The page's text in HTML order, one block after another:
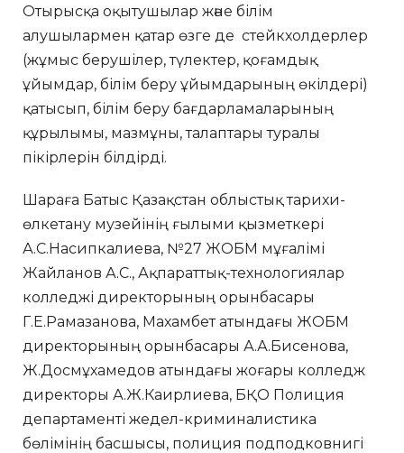
Отырысқа оқытушылар және білім
алушылармен қатар өзге де стейкхолдерлер
(жұмыс берушілер, түлектер, қоғамдық
ұйымдар, білім беру ұйымдарының өкілдері)
қатысып, білім беру бағдарламаларының
құрылымы, мазмұны, талаптары туралы
пікірлерін білдірді.
Шараға Батыс Қазақстан облыстық тарихи-
өлкетану музейінің ғылыми қызметкері
А.С.Насипкалиева, №27 ЖОБМ мұғалімі
Жайланов А.С., Ақпараттық-технологиялар
колледжі директорының орынбасары
Г.Е.Рамазанова, Махамбет атындағы ЖОБМ
директорының орынбасары А.А.Бисенова,
Ж.Досмұхамедов атындағы жоғары колледж
директоры А.Ж.Каирлиева, БҚО Полиция
департаменті жедел-криминалистика
бөлімінің басшысы, полиция подподковнигі